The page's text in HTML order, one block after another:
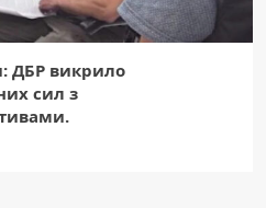
ДБР викрило
сил з